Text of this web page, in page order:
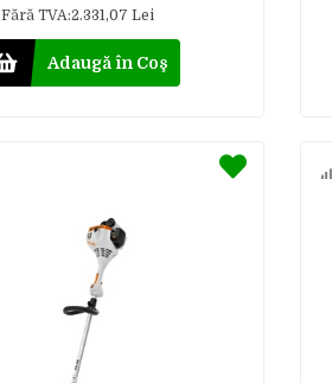
Fără TVA:2.331,07 Lei
Adaugă în Coş